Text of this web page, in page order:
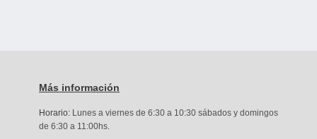
Más información
Horario: Lunes a viernes de 6:30 a 10:30 sábados y domingos
de 6:30 a 11:00hs.